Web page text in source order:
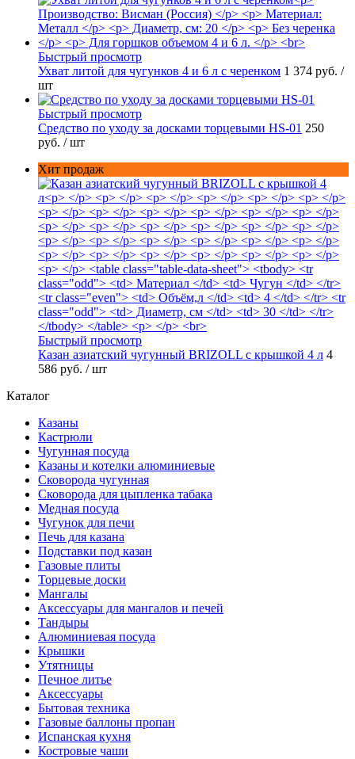
Быстрый просмотр
Ухват литой для чугунков 4 и 6 л с черенком 1 374 руб. /
шт
Быстрый просмотр
Средство по уходу за досками торцевыми HS-01 250
руб. / шт
Хит продаж
Быстрый просмотр
Казан азиатский чугунный BRIZOLL с крышкой 4 л 4
586 руб. / шт
Каталог
Казаны
Кастрюли
Чугунная посуда
Казаны и котелки алюминиевые
Сковорода чугунная
Сковорода для цыпленка табака
Медная посуда
Чугунок для печи
Печь для казана
Подставки под казан
Газовые плиты
Торцевые доски
Мангалы
Аксессуары для мангалов и печей
Тандыры
Алюминиевая посуда
Крышки
Утятницы
Печное литье
Аксессуары
Бытовая техника
Газовые баллоны пропан
Испанская кухня
Костровые чаши